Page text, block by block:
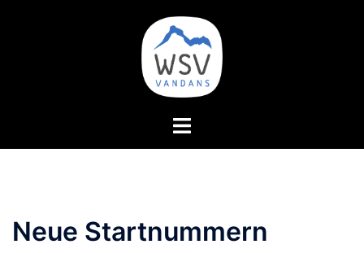
Menü
Neue Startnummern